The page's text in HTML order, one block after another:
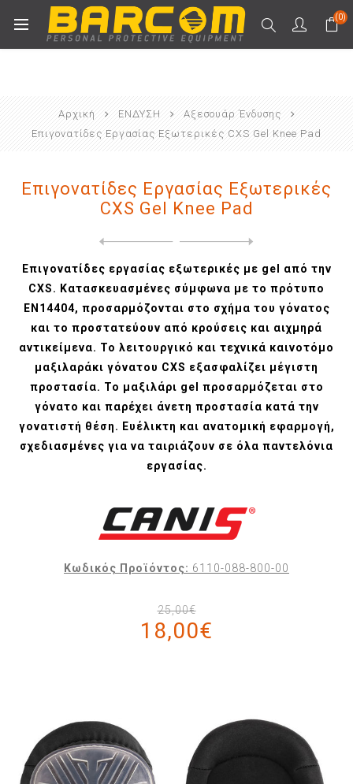
(0)
Αρχική ΕΝΔΥΣΗ
Αξεσουάρ Ένδυσης
Επιγονατίδες Εργασίας Εξωτερικές CXS Gel Knee Pad
Επιγονατίδες Εργασίας Εξωτερικές
CXS Gel Knee Pad
Επιγονατίδες εργασίας εξωτερικές με gel από την
CXS. Κατασκευασμένες σύμφωνα με το πρότυπο
EN14404, προσαρμόζονται στο σχήμα του γόνατος
και το προστατεύουν από κρούσεις και αιχμηρά
αντικείμενα. Το λειτουργικό και τεχνικά καινοτόμο
μαξιλαράκι γόνατου CXS εξασφαλίζει μέγιστη
προστασία. Το μαξιλάρι gel προσαρμόζεται στο
γόνατο και παρέχει άνετη προστασία κατά την
γονατιστή θέση. Ευέλικτη και ανατομική εφαρμογή,
σχεδιασμένες για να ταιριάζουν σε όλα παντελόνια
εργασίας.
Κωδικός Προϊόντος: 6110-088-800-00
25,00€
18,00€